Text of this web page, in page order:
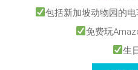
包括新加坡动物园的
免费玩
生